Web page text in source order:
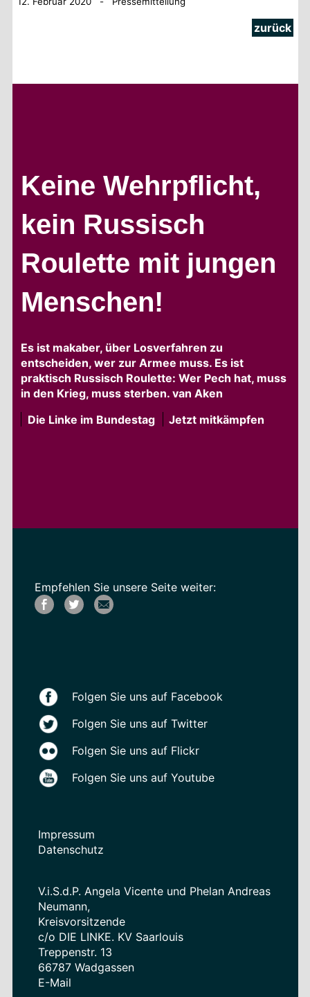
zurück
Keine Wehrpflicht,
kein Russisch
Roulette mit jungen
Menschen!
Es ist makaber, über Losverfahren zu
entscheiden, wer zur Armee muss. Es ist
praktisch Russisch Roulette: Wer Pech hat, muss
in den Krieg, muss sterben. van Aken
Die Linke im Bundestag
Jetzt mitkämpfen
Empfehlen Sie unsere Seite weiter:
Folgen Sie uns auf Facebook
Folgen Sie uns auf Twitter
Folgen Sie uns auf Flickr
Folgen Sie uns auf Youtube
Impressum
Datenschutz
V.i.S.d.P. Angela Vicente und Phelan Andreas
Neumann,
Kreisvorsitzende
c/o DIE LINKE. KV Saarlouis
Treppenstr. 13
66787 Wadgassen
E-Mail